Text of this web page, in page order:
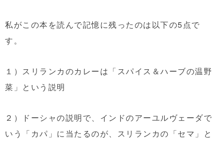
私がこの本を読んで記憶に残ったのは以下の5点で
す。
１）スリランカのカレーは「スパイス＆ハーブの温野
菜」という説明
２）ドーシャの説明で、インドのアーユルヴェーダで
いう「カパ」に当たるのが、スリランカの「セマ」と